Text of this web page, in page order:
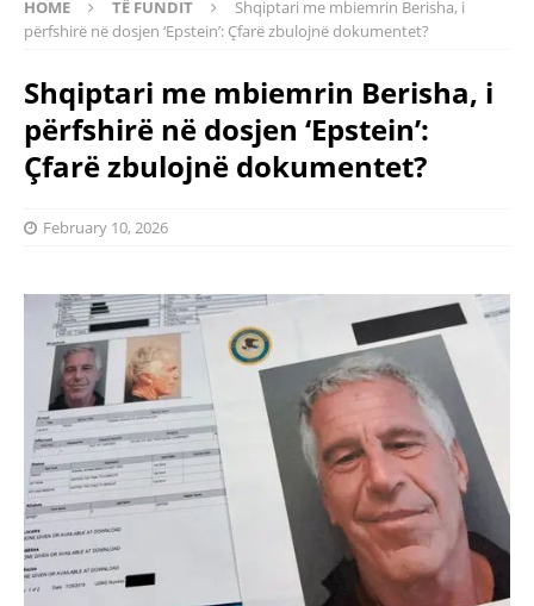
HOME TË FUNDIT
Shqiptari me mbiemrin Berisha, i
përfshirë në dosjen ‘Epstein’: Çfarë zbulojnë dokumentet?
Shqiptari me mbiemrin Berisha, i
përfshirë në dosjen ‘Epstein’:
Çfarë zbulojnë dokumentet?
February 10, 2026